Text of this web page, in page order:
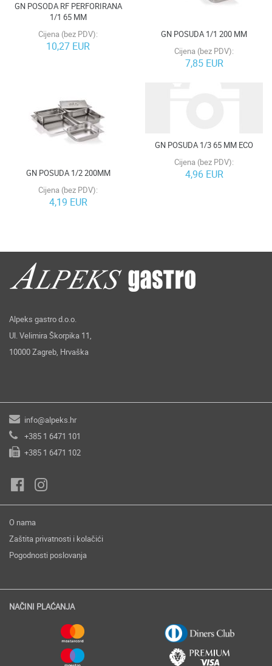
GN POSODA RF PERFORIRANA
1/1 65 MM
Cijena (bez PDV):
10,27 EUR
GN POSUDA 1/1 200 MM
Cijena (bez PDV):
7,85 EUR
GN POSUDA 1/2 200MM
Cijena (bez PDV):
4,19 EUR
GN POSUDA 1/3 65 MM ECO
Cijena (bez PDV):
4,96 EUR
Alpeks gastro d.o.o.
Ul. Velimira Škorpika 11,
10000 Zagreb, Hrvaška
info@alpeks.hr
+385 1 6471 101
+385 1 6471 102
O nama
Zaštita privatnosti i kolačići
Pogodnosti poslovanja
NAČINI PLAĆANJA